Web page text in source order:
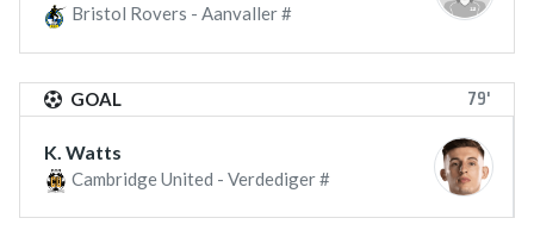
Bristol Rovers - Aanvaller #
GOAL 79'
K. Watts
Cambridge United - Verdediger #